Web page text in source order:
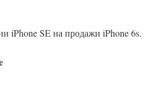
iPhone SE на продажи iPhone 6s.